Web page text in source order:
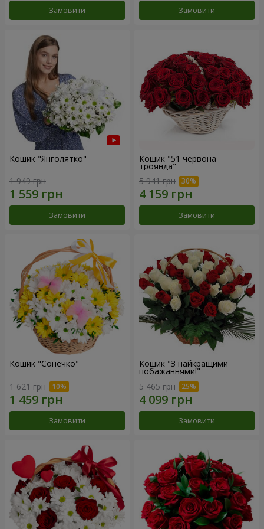
Замовити Замовити
Кошик "Янголятко"
1 949 грн
Замовити
Кошик "51 червона
троянда"
5 941 грн
Замовити
Кошик "Сонечко"
1 621 грн
Замовити
Кошик "З найкращими
побажаннями!"
5 465 грн
Замовити